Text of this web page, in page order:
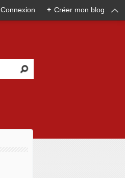
Connexion + Créer mon blog